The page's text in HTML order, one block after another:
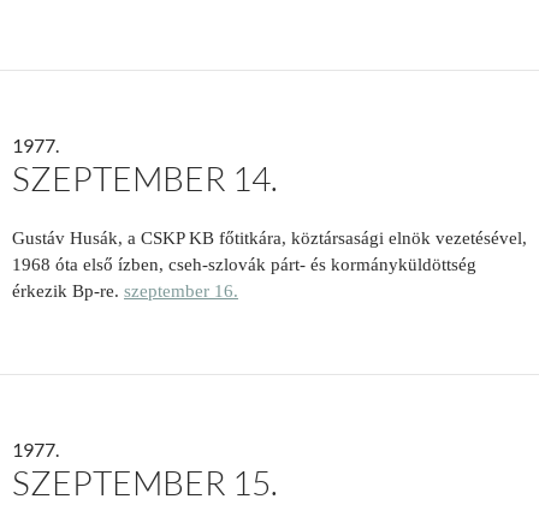
1977.
SZEPTEMBER 14.
Gustáv Husák, a CSKP KB főtitkára, köztársasági elnök vezetésével,
1968 óta első ízben, cseh-szlovák párt- és kormányküldöttség
érkezik Bp-re. szeptember 16.
1977.
SZEPTEMBER 15.